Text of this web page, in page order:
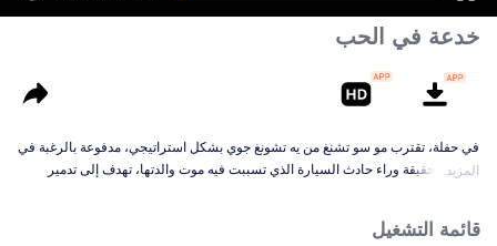
خدعة في الحب
في حفلة، تقترب مو سو تشنغ من يه تشونغ جوي بشكل استراتيجي، مدفوعة بالرغبة في
كشف الحقيقة وراء حادث السيارة الذي تسببت فيه موت والدتها، تهدف إلى تدمير
يقع الآخر في "فخ" الحب هذا. لا يعلمان أنه في لعبة الحب هذه، كلاهما فريسة لبعضهما
المزيد
قائمة التشغيل